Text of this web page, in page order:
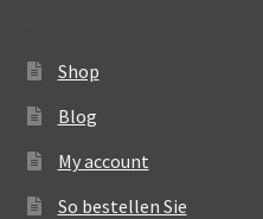
Shop
Blog
My account
So bestellen Sie